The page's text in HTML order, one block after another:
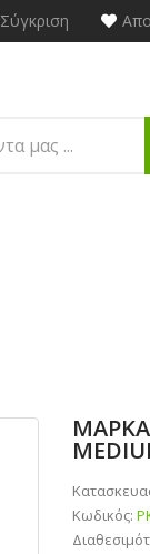
Σύγκριση
Κωδικός: